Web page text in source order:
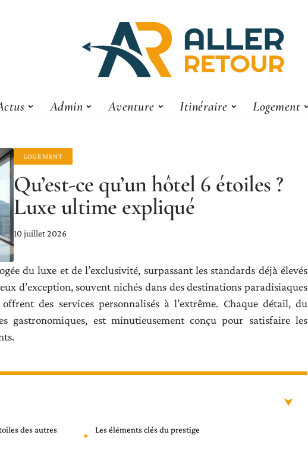
Admin Aventure Itinéraire Logement
LOGEMENT
Qu’est-ce qu’un hôtel 6 étoiles ?
Luxe ultime expliqué
10 juillet 2026
du luxe et de l’exclusivité, surpassant les standards déjà élevés
d’exception, souvent nichés dans des destinations paradisiaques
des services personnalisés à l’extrême. Chaque détail, du
gastronomiques, est minutieusement conçu pour satisfaire les
des autres
Les éléments clés du prestige